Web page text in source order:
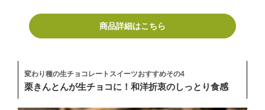
商品詳細はこちら
変わり種の生チョコレートスイーツおすすめその4
栗きんとんが生チョコに！和洋折衷のしっとり食感